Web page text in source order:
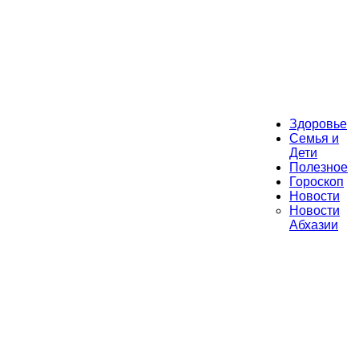
Здоровье
Семья и
Дети
Полезное
Гороскоп
Новости
Новости
Абхазии